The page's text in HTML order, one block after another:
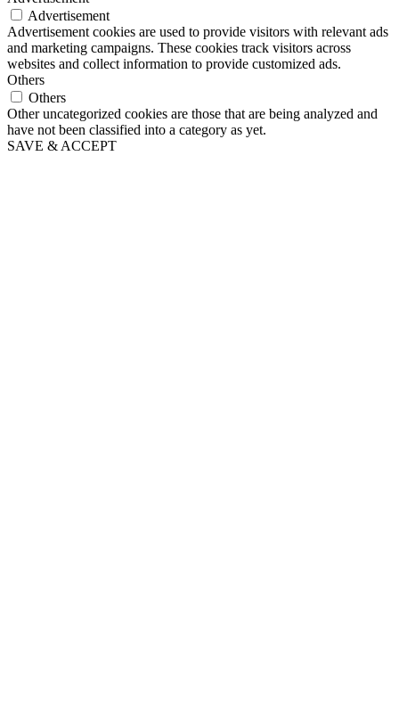
Advertisement
Advertisement cookies are used to provide visitors with relevant ads
and marketing campaigns. These cookies track visitors across
websites and collect information to provide customized ads.
Others
Others
Other uncategorized cookies are those that are being analyzed and
have not been classified into a category as yet.
SAVE & ACCEPT